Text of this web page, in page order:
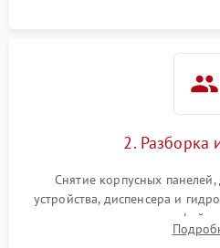
2. Разборка
Снятие корпусных
устройства, диспенсера и
внутренних узлов от
Промывка дренажных каналов и